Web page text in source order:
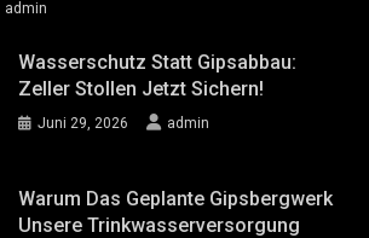
admin
Wasserschutz Statt Gipsabbau:
Zeller Stollen Jetzt Sichern!
Juni 29, 2026 admin
Warum Das Geplante Gipsbergwerk
Unsere Trinkwasserversorgung